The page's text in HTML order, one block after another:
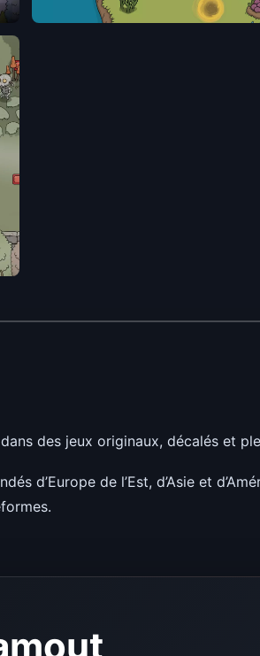
des jeux originaux, décalés et
d’Europe de l’Est, d’Asie et